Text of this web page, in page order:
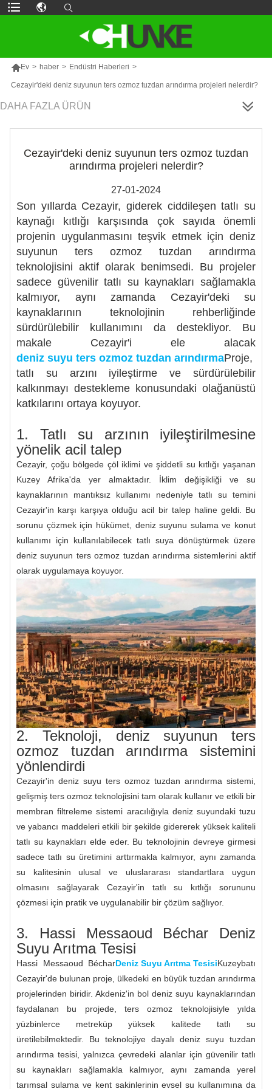
Ev > haber > Endüstri Haberleri >
Cezayir'deki deniz suyunun ters ozmoz tuzdan arındırma projeleri nelerdir?
DAHA FAZLA ÜRÜN
Cezayir'deki deniz suyunun ters ozmoz tuzdan
arındırma projeleri nelerdir?
27-01-2024
Son yıllarda Cezayir, giderek ciddileşen tatlı su
kaynağı kıtlığı karşısında çok sayıda önemli
projenin uygulanmasını teşvik etmek için deniz
suyunun ters ozmoz tuzdan arındırma
teknolojisini aktif olarak benimsedi. Bu projeler
sadece güvenilir tatlı su kaynakları sağlamakla
kalmıyor, aynı zamanda Cezayir'deki su
kaynaklarının teknolojinin rehberliğinde
sürdürülebilir kullanımını da destekliyor. Bu
makale Cezayir'i ele alacak
deniz suyu ters ozmoz tuzdan arındırmaProje,
tatlı su arzını iyileştirme ve sürdürülebilir
kalkınmayı destekleme konusundaki olağanüstü
katkılarını ortaya koyuyor.
1. Tatlı su arzının iyileştirilmesine
yönelik acil talep
Cezayir, çoğu bölgede çöl iklimi ve şiddetli su kıtlığı yaşanan
Kuzey Afrika'da yer almaktadır. İklim değişikliği ve su
kaynaklarının mantıksız kullanımı nedeniyle tatlı su temini
Cezayir'in karşı karşıya olduğu acil bir talep haline geldi. Bu
sorunu çözmek için hükümet, deniz suyunu sulama ve konut
kullanımı için kullanılabilecek tatlı suya dönüştürmek üzere
deniz suyunun ters ozmoz tuzdan arındırma sistemlerini aktif
olarak uygulamaya koyuyor.
2. Teknoloji, deniz suyunun ters
ozmoz tuzdan arındırma sistemini
yönlendirdi
Cezayir'in deniz suyu ters ozmoz tuzdan arındırma sistemi,
gelişmiş ters ozmoz teknolojisini tam olarak kullanır ve etkili bir
membran filtreleme sistemi aracılığıyla deniz suyundaki tuzu
ve yabancı maddeleri etkili bir şekilde gidererek yüksek kaliteli
tatlı su kaynakları elde eder. Bu teknolojinin devreye girmesi
sadece tatlı su üretimini arttırmakla kalmıyor, aynı zamanda
su kalitesinin ulusal ve uluslararası standartlara uygun
olmasını sağlayarak Cezayir'in tatlı su kıtlığı sorununu
çözmesi için pratik ve uygulanabilir bir çözüm sağlıyor.
3. Hassi Messaoud Béchar Deniz
Suyu Arıtma Tesisi
Hassi Messaoud BécharDeniz Suyu Arıtma TesisiKuzeybatı
Cezayir'de bulunan proje, ülkedeki en büyük tuzdan arındırma
projelerinden biridir. Akdeniz'in bol deniz suyu kaynaklarından
faydalanan bu projede, ters ozmoz teknolojisiyle yılda
yüzbinlerce metreküp yüksek kalitede tatlı su
üretilebilmektedir. Bu teknolojiye dayalı deniz suyu tuzdan
arındırma tesisi, yalnızca çevredeki alanlar için güvenilir tatlı
su kaynakları sağlamakla kalmıyor, aynı zamanda yerel
tarımsal sulama ve kent sakinlerinin evsel su kullanımına da